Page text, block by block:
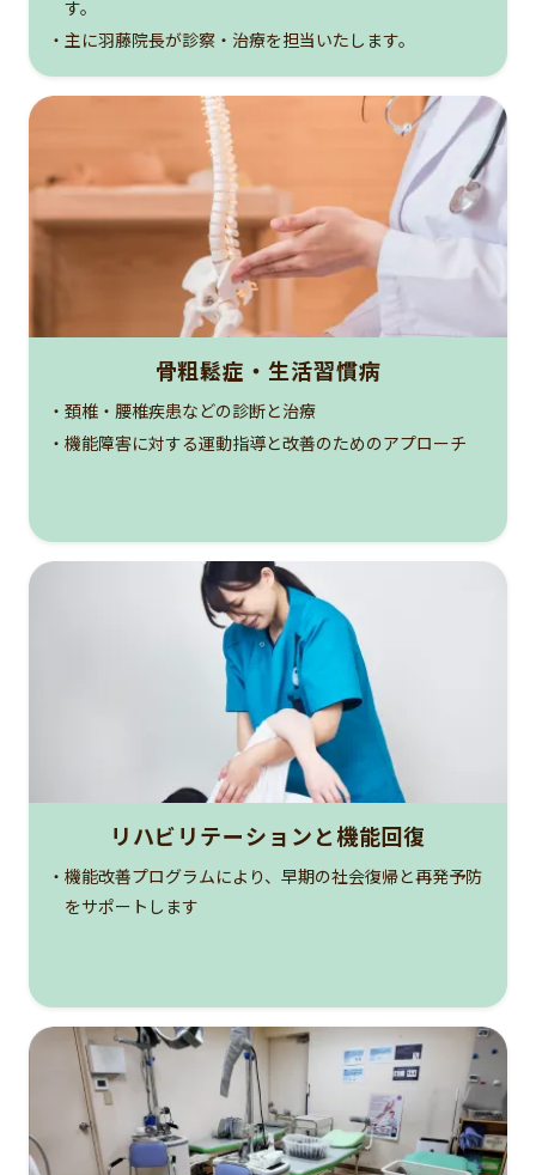
す。
・主に羽藤院長が診察・治療を担当いたします。
骨粗鬆症・生活習慣病
・頚椎・腰椎疾患などの診断と治療
・機能障害に対する運動指導と改善のためのアプローチ
リハビリテーションと機能回復
・機能改善プログラムにより、早期の社会復帰と再発予防
をサポートします